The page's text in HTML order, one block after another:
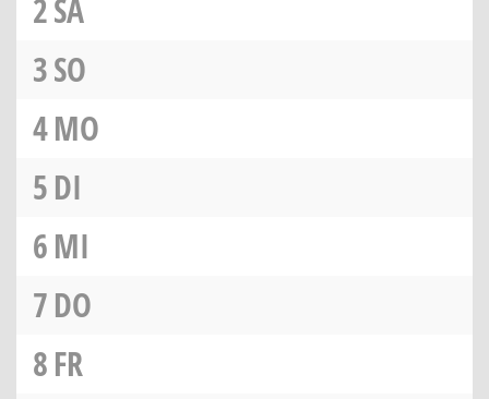
2SA
3SO
4MO
5DI
6MI
7DO
8FR